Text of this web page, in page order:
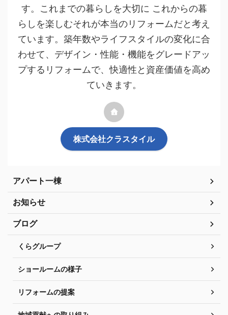
す。これまでの暮らしを大切に これからの暮
らしを楽しむそれが本当のリフォームだと考え
ています。築年数やライフスタイルの変化に合
わせて、デザイン・性能・機能をグレードアッ
プするリフォームで、快適性と資産価値を高め
ていきます。
株式会社クラスタイル
アパート一棟
お知らせ
ブログ
くらグループ
ショールームの様子
リフォームの提案